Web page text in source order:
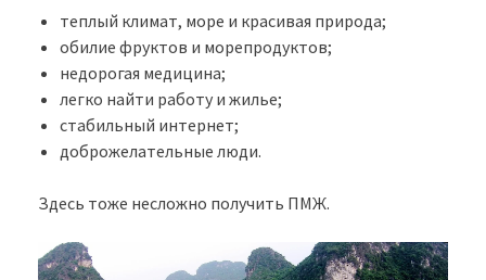
теплый климат, море и красивая природа;
обилие фруктов и морепродуктов;
недорогая медицина;
легко найти работу и жилье;
стабильный интернет;
доброжелательные люди.
Здесь тоже несложно получить ПМЖ.